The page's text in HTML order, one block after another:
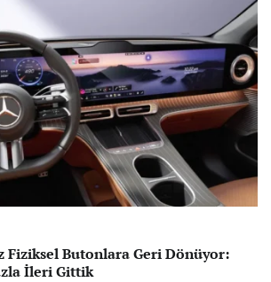
Fiziksel Butonlara Geri Dönüyor:
İleri Gittik